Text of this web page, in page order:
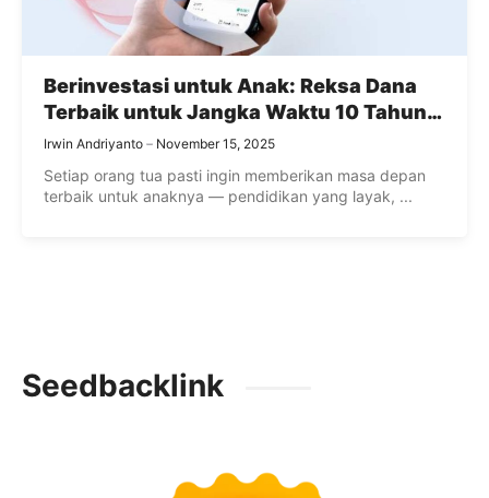
Berinvestasi untuk Anak: Reksa Dana
Terbaik untuk Jangka Waktu 10 Tahun
ke Atas
Irwin Andriyanto November 15, 2025
Setiap orang tua pasti ingin memberikan masa depan
terbaik untuk anaknya — pendidikan yang layak, ...
Seedbacklink